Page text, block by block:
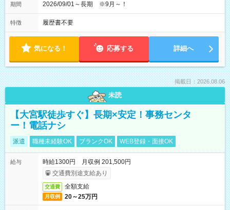
期間 2026/09/01～長期 ※9月～！
特徴 履歴書不要
気になる！ 応募する 詳細へ
掲載日：2026.08.06
未読
【大宮駅徒歩すぐ】長期×安定！事務センタ
ー！電話ナシ
派遣 職種未経験OK ブランクOK WEB登録・面接OK
給与
時給1300円 月収例 201,500円
交通費別途支給あり
交通費 全額支給
月収例 20～25万円